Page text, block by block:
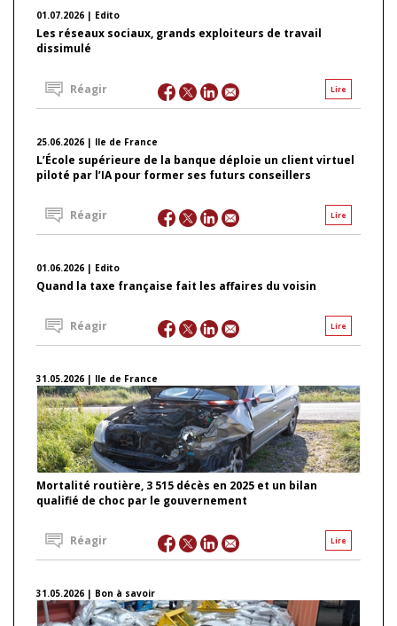
01.07.2026 | Edito
Les réseaux sociaux, grands exploiteurs de travail
dissimulé
Lire
Réagir
25.06.2026 | Ile de France
L’École supérieure de la banque déploie un client virtuel
piloté par l’IA pour former ses futurs conseillers
Lire
Réagir
01.06.2026 | Edito
Quand la taxe française fait les affaires du voisin
Lire
Réagir
31.05.2026 | Ile de France
Mortalité routière, 3 515 décès en 2025 et un bilan
qualifié de choc par le gouvernement
Lire
Réagir
31.05.2026 | Bon à savoir